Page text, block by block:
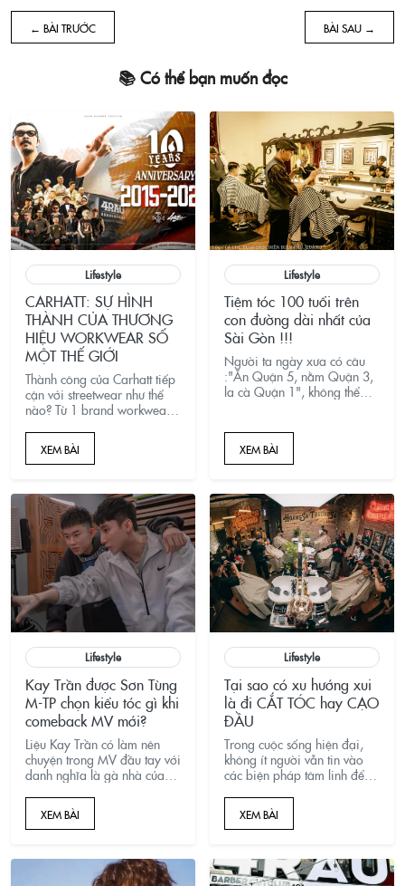
← BÀI TRƯỚC BÀI SAU →
📚 Có thể bạn muốn đọc
Lifestyle
CARHATT: SỰ HÌNH
THÀNH CỦA THƯƠNG
HIỆU WORKWEAR SỐ
MỘT THẾ GIỚI
Thành công của Carhatt tiếp
cận với streetwear như thế
nào? Từ 1 brand workwear
đổi logo 3 lần để trở thành
thương hiệu workwear số 1
XEM BÀI
Lifestyle
Tiệm tóc 100 tuổi trên
con đường dài nhất của
Sài Gòn !!!
Người ta ngày xưa có câu
:"Ăn Quận 5, nằm Quận 3,
la cà Quận 1", không thể
Sài Gòn đẹp như hồi đó và
những ngôi nhà đáng để ở.
Nhưng ít ai nhắc đến
XEM BÀI
Lifestyle
Kay Trần được Sơn Tùng
M-TP chọn kiểu tóc gì khi
comeback MV mới?
Liệu Kay Trần có làm nên
chuyện trong MV đầu tay với
danh nghĩa là gà nhà của
Tùng sẽ tạo hình ảnh xuất
hiện cho Kay Trần như thế
nào? Đặc biệt về phần kiểu
XEM BÀI
Lifestyle
Tại sao có xu hướng xui
là đi CẮT TÓC hay CẠO
ĐẦU
Trong cuộc sống hiện đại,
không ít người vẫn tin vào
các biện pháp tâm linh để
may mắn. Một trong những
biện pháp phổ biến nhất
hiện nay là cắt tóc hay cạo
XEM BÀI